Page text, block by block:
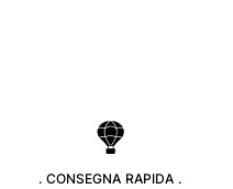
. CONSEGNA RAPIDA .